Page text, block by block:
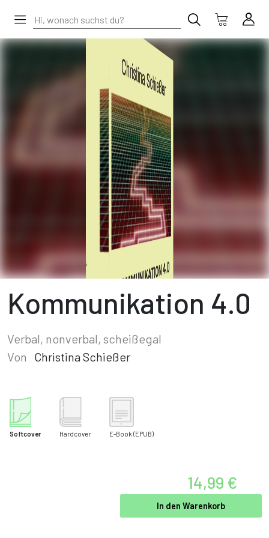
Kommunikation 4.0
Verbal, nonverbal, scheißegal
Von
Christina Schießer
Softcover Hardcover E-Book (EPUB)
14,99 €
In den Warenkorb